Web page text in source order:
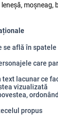
moșneag,
se află în spatele
care
text lacunar ce
vizualizată
ordonând
propus